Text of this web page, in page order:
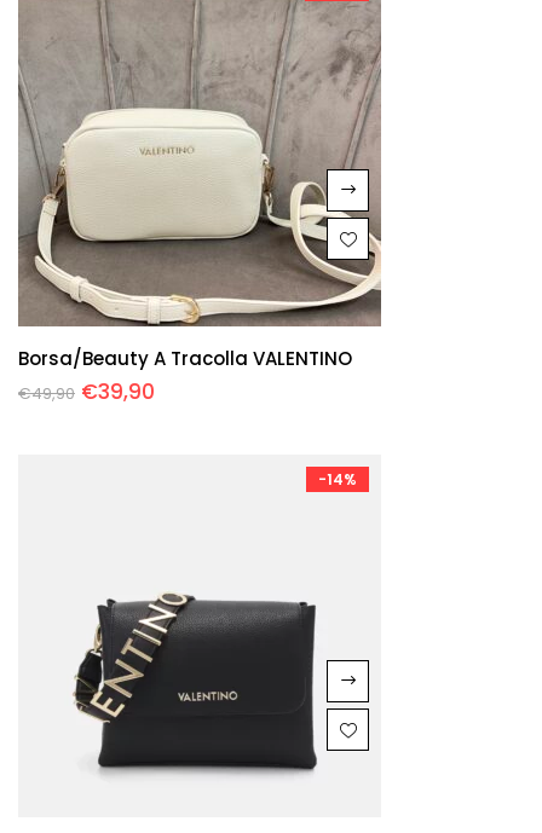
Borsa/beauty A Tracolla VALENTINO
€49,90 €39,90
-14%